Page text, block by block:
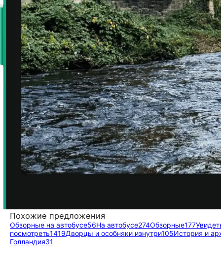
Похожие предложения
Обзорные на автобусе56На автобусе274Обзорные177
посмотреть1419Дворцы и особняки изнутри105История и
Голландия31